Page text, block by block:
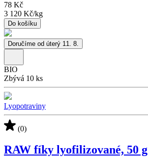
78 Kč
3 120 Kč/kg
Do košíku
Doručíme od úterý 11. 8.
BIO
Zbývá 10 ks
Lyopotraviny
(0)
RAW fíky lyofilizované, 50 g